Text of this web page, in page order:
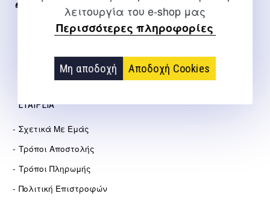
λειτουργία του e-shop μας
Περισσότερες πληροφορίες
Μη αποδοχή Αποδοχή Cookies
2310 267108
info@salto.gr
Αγγελάκη 21, Θεσσαλονίκη
ΕΤΑΙΡΕΊΑ
Σχετικά Με Εμάς
Τρόποι Αποστολής
Τρόποι Πληρωμής
Πολιτική Επιστροφών